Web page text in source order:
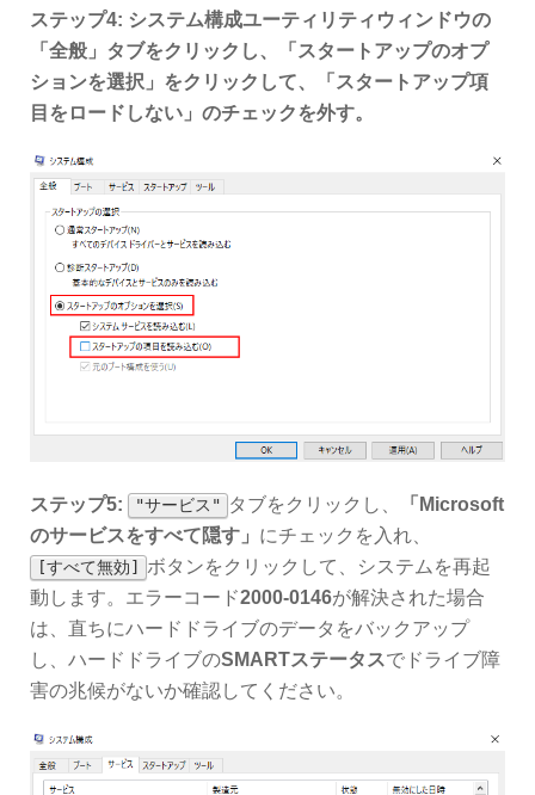
ステップ4: システム構成ユーティリティウィンドウの
「 全般 」タブをクリックし、「 スタートアップのオプ
ションを選択 」をクリックして、「 スタートアップ項
目をロードしない 」のチェックを外す。
ステップ5: "サービス" タブをクリックし、
「Microsoft
のサービスをすべて隠す」 にチェックを入れ、
[すべて無効]
ボタンをクリックして、システムを再起
動します。エラーコード2000-0146が解決された場合
は、直ちにハードドライブのデータをバックアップ
し、ハードドライブのSMARTステータスでドライブ障
害の兆候がないか確認してください。